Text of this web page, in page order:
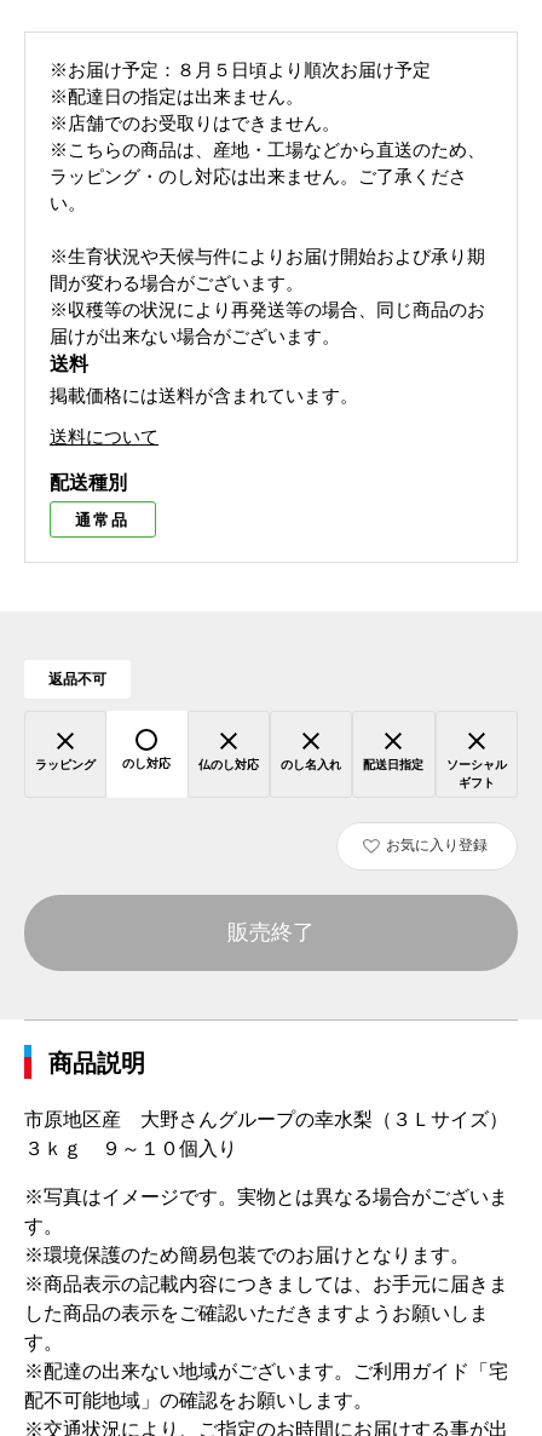
※お届け予定：８月５日頃より順次お届け予定
※配達日の指定は出来ません。
※店舗でのお受取りはできません。
※こちらの商品は、産地・工場などから直送のため、
ラッピング・のし対応は出来ません。ご了承くださ
い。
※生育状況や天候与件によりお届け開始および承り期
間が変わる場合がございます。
※収穫等の状況により再発送等の場合、同じ商品のお
届けが出来ない場合がございます。
送料
掲載価格には送料が含まれています。
送料について
配送種別
通常品
返品不可
ラッピング のし対応 仏のし対応 のし名入れ 配送日指定
ソーシャル
ギフト
お気に入り登録
販売終了
商品説明
市原地区産 大野さんグループの幸水梨（３Ｌサイズ）
３ｋｇ ９～１０個入り
※写真はイメージです。実物とは異なる場合がございま
す。
※環境保護のため簡易包装でのお届けとなります。
※商品表示の記載内容につきましては、お手元に届きま
した商品の表示をご確認いただきますようお願いしま
す。
※配達の出来ない地域がございます。ご利用ガイド「宅
配不可能地域」の確認をお願いします。
※交通状況により、ご指定のお時間にお届けする事が出